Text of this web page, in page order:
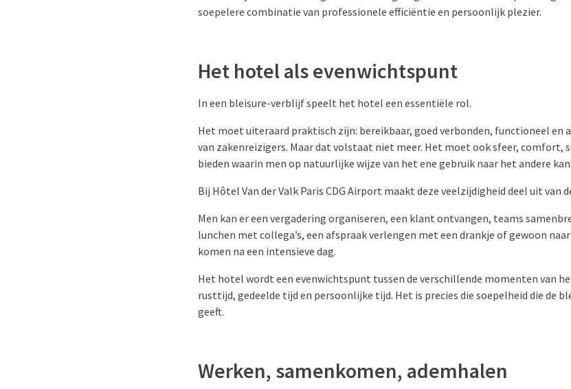
soepelere combinatie van professionele efficiëntie en persoonlijk plezier.
Het hotel als evenwichtspunt
In een bleisure-verblijf speelt het hotel een essentiële rol.
Het moet uiteraard praktisch zijn: bereikbaar, goed verbonden, functioneel en
van zakenreizigers. Maar dat volstaat niet meer. Het moet ook sfeer, comfort,
bieden waarin men op natuurlijke wijze van het ene gebruik naar het andere
Bij Hôtel Van der Valk Paris CDG Airport maakt deze veelzijdigheid deel uit van
Men kan er een vergadering organiseren, een klant ontvangen, teams
lunchen met collega’s, een afspraak verlengen met een drankje of gewoon
komen na een intensieve dag.
Het hotel wordt een evenwichtspunt tussen de verschillende momenten van
rusttijd, gedeelde tijd en persoonlijke tijd. Het is precies die soepelheid die de
geeft.
Werken, samenkomen, ademhalen